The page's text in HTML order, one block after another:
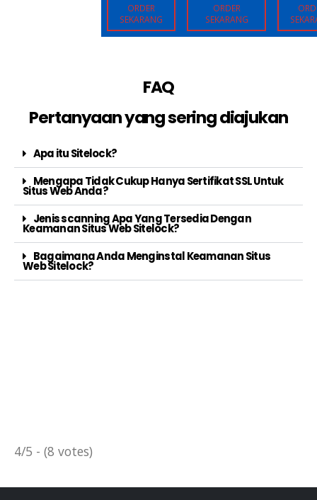
ORDER
SEKARANG
ORDER
SEKARANG
FAQ
Pertanyaan yang sering diajukan
Apa itu Sitelock?
Mengapa Tidak Cukup Hanya Sertifikat SSL Untuk
Situs Web Anda?
Jenis scanning Apa Yang Tersedia Dengan
Keamanan Situs Web Sitelock?
Bagaimana Anda Menginstal Keamanan Situs
Web Sitelock?
4/5 - (8 votes)